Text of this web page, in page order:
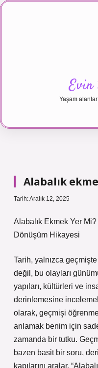
Evin
Yaşam
Alabalık
Tarih: Aralık 12, 2025
Alabalık Ekmek Yer
Dönüşüm Hikayesi
Tarih, yalnızca
değil, bu olayları
yapıları, kültürleri ve
derinlemesine
olarak, geçmişi
anlamak benim için
zamanda bir tutku.
bazen basit bir soru,
kapılarını aralar.